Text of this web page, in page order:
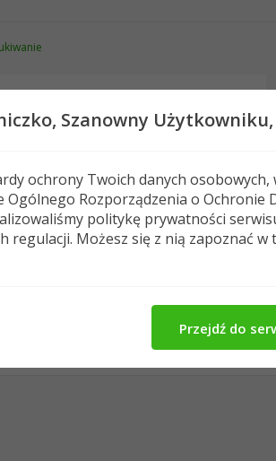
Nowe posty FAQ Kalendarz
Szanowny Użytkowniku,
ochrony Twoich danych osobowych,
Ogólnego Rozporządzenia o Ochronie
politykę prywatności
regulacji. Możesz się z nią zapoznać w
Przejdź do